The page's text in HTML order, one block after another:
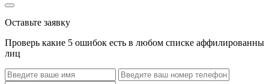
Оставьте заявку
Проверь какие 5 ошибок есть в любом списке аффилированны
лиц